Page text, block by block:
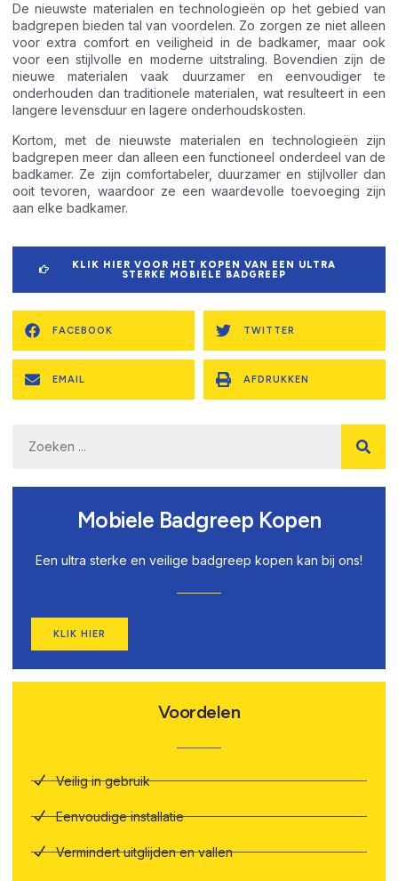
De nieuwste materialen en technologieën op het gebied van
badgrepen bieden tal van voordelen. Zo zorgen ze niet alleen
voor extra comfort en veiligheid in de badkamer, maar ook
voor een stijlvolle en moderne uitstraling. Bovendien zijn de
nieuwe materialen vaak duurzamer en eenvoudiger te
onderhouden dan traditionele materialen, wat resulteert in een
langere levensduur en lagere onderhoudskosten.
Kortom, met de nieuwste materialen en technologieën zijn
badgrepen meer dan alleen een functioneel onderdeel van de
badkamer. Ze zijn comfortabeler, duurzamer en stijlvoller dan
ooit tevoren, waardoor ze een waardevolle toevoeging zijn
aan elke badkamer.
KLIK HIER VOOR HET KOPEN VAN EEN ULTRA
STERKE MOBIELE BADGREEP
FACEBOOK TWITTER
EMAIL AFDRUKKEN
Mobiele Badgreep Kopen
Een ultra sterke en veilige badgreep kopen kan bij ons!
KLIK HIER
Voordelen
Veilig in gebruik
Eenvoudige installatie
Vermindert uitglijden en vallen